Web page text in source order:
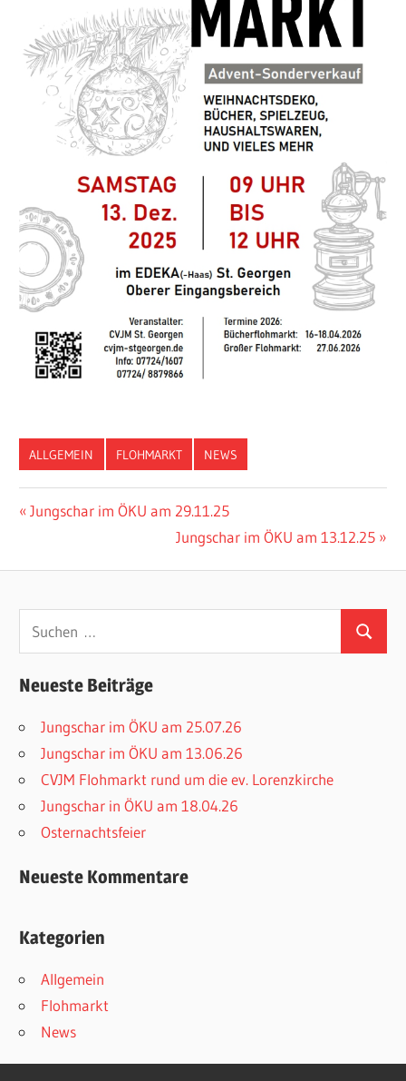
ALLGEMEIN FLOHMARKT NEWS
Beitragsnavigation
Vorheriger
Jungschar im ÖKU am 29.11.25
Nächster
Jungschar im ÖKU am 13.12.25
Suchen
nach:
Suchen
Neueste Beiträge
Jungschar im ÖKU am 25.07.26
Jungschar im ÖKU am 13.06.26
CVJM Flohmarkt rund um die ev. Lorenzkirche
Jungschar in ÖKU am 18.04.26
Osternachtsfeier
Neueste Kommentare
Kategorien
Allgemein
Flohmarkt
News